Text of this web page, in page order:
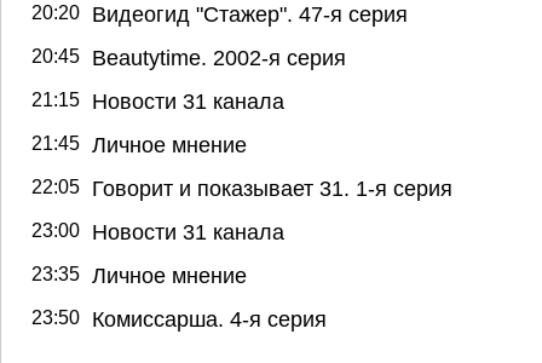
20:20 Видеогид "Стажер". 47-я серия
20:45 Beautytime. 2002-я серия
21:15 Новости 31 канала
21:45 Личное мнение
22:05 Говорит и показывает 31. 1-я серия
23:00 Новости 31 канала
23:35 Личное мнение
23:50 Комиссарша. 4-я серия